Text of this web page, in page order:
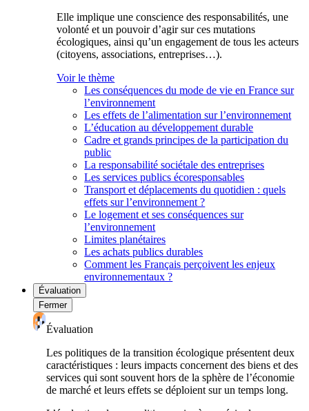
Elle implique une conscience des responsabilités, une
volonté et un pouvoir d’agir sur ces mutations
écologiques, ainsi qu’un engagement de tous les acteurs
(citoyens, associations, entreprises…).
Voir le thème
Les conséquences du mode de vie en France sur
l’environnement
Les effets de l’alimentation sur l’environnement
L’éducation au développement durable
Cadre et grands principes de la participation du
public
La responsabilité sociétale des entreprises
Les services publics écoresponsables
Transport et déplacements du quotidien : quels
effets sur l’environnement ?
Le logement et ses conséquences sur
l’environnement
Limites planétaires
Les achats publics durables
Comment les Français perçoivent les enjeux
environnementaux ?
Évaluation
Fermer
Évaluation
Les politiques de la transition écologique présentent deux
caractéristiques : leurs impacts concernent des biens et des
services qui sont souvent hors de la sphère de l’économie
de marché et leurs effets se déploient sur un temps long.